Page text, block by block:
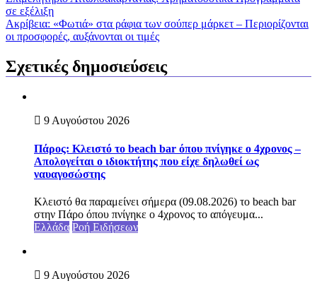
σε εξέλιξη
Ακρίβεια: «Φωτιά» στα ράφια των σούπερ μάρκετ – Περιορίζονται
οι προσφορές, αυξάνονται οι τιμές
Σχετικές δημοσιεύσεις
9 Αυγούστου 2026
Πάρος: Κλειστό το beach bar όπου πνίγηκε ο 4χρονος –
Απολογείται ο ιδιοκτήτης που είχε δηλωθεί ως
ναυαγοσώστης
Κλειστό θα παραμείνει σήμερα (09.08.2026) το beach bar
στην Πάρο όπου πνίγηκε ο 4χρονος το απόγευμα...
Ελλάδα Ροή Ειδήσεων
9 Αυγούστου 2026